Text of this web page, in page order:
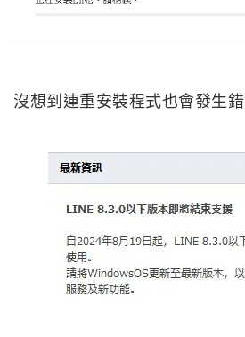
沒想到連重安裝程式也會發生